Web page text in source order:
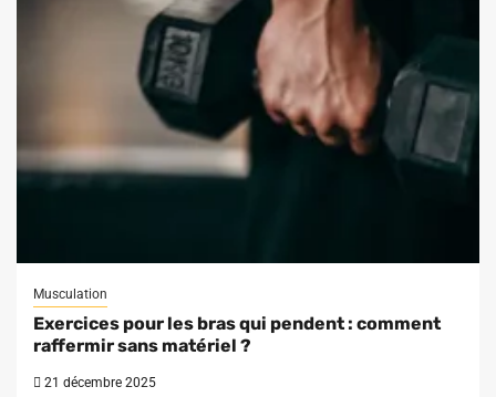
Musculation
Exercices pour les bras qui pendent : comment
raffermir sans matériel ?
21 décembre 2025